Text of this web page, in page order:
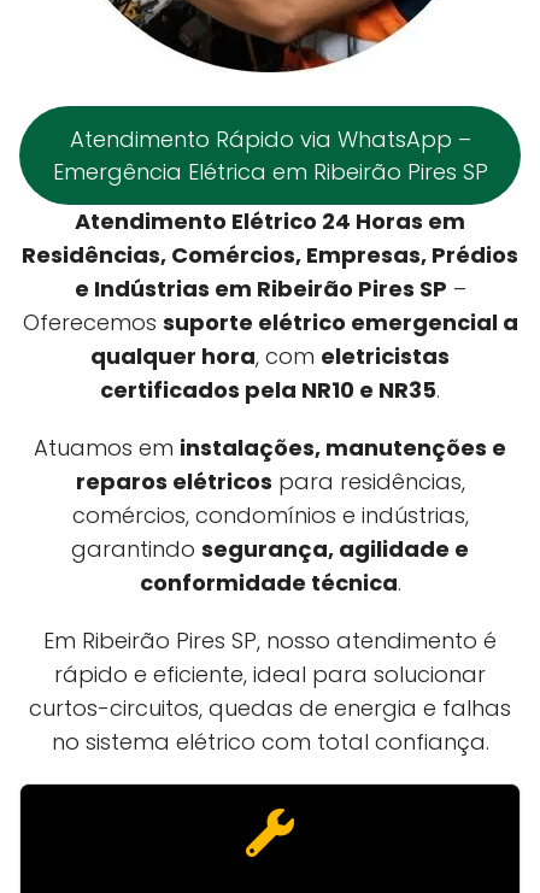
Atendimento Rápido via WhatsApp –
Emergência Elétrica em Ribeirão Pires SP
Atendimento Elétrico 24 Horas em
Residências, Comércios, Empresas, Prédios
e Indústrias em Ribeirão Pires SP –
Oferecemos suporte elétrico emergencial a
qualquer hora, com eletricistas
certificados pela NR10 e NR35.
Atuamos em instalações, manutenções e
reparos elétricos para residências,
comércios, condomínios e indústrias,
garantindo segurança, agilidade e
conformidade técnica.
Em Ribeirão Pires SP, nosso atendimento é
rápido e eficiente, ideal para solucionar
curtos-circuitos, quedas de energia e falhas
no sistema elétrico com total confiança.